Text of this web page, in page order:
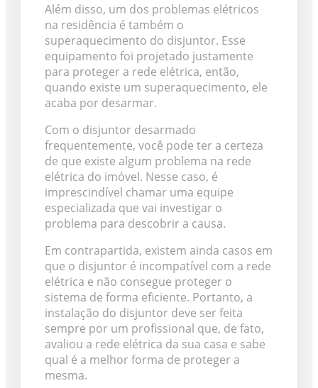
Além disso, um dos problemas elétricos
na residência é também o
superaquecimento do disjuntor. Esse
equipamento foi projetado justamente
para proteger a rede elétrica, então,
quando existe um superaquecimento, ele
acaba por desarmar.
Com o disjuntor desarmado
frequentemente, você pode ter a certeza
de que existe algum problema na rede
elétrica do imóvel. Nesse caso, é
imprescindível chamar uma equipe
especializada que vai investigar o
problema para descobrir a causa.
Em contrapartida, existem ainda casos em
que o disjuntor é incompatível com a rede
elétrica e não consegue proteger o
sistema de forma eficiente. Portanto, a
instalação do disjuntor deve ser feita
sempre por um profissional que, de fato,
avaliou a rede elétrica da sua casa e sabe
qual é a melhor forma de proteger a
mesma.